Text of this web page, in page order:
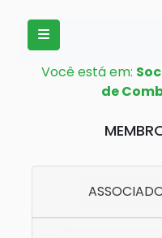
Você está em:
de